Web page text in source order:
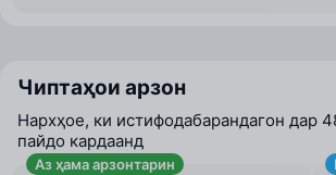
Чиптаҳои арзон
Нархҳое, ки истифодабарандагон дар
пайдо кардаанд
Аз ҳама арзонтарин